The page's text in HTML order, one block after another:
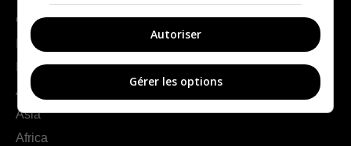
Geography
France
Europe
Americas
Asia
Africa
Autoriser
Gérer les options